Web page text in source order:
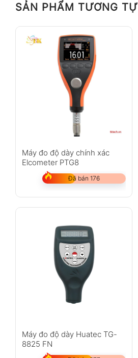
SẢN PHẨM TƯƠNG TỰ
Máy đo độ dày chính xác
Elcometer PTG8
Đã bán 176
Máy đo độ dày Huatec TG-
8825 FN